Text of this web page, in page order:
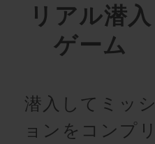
リアル潜入
ゲーム
潜入してミッシ
ョンをコンプリ